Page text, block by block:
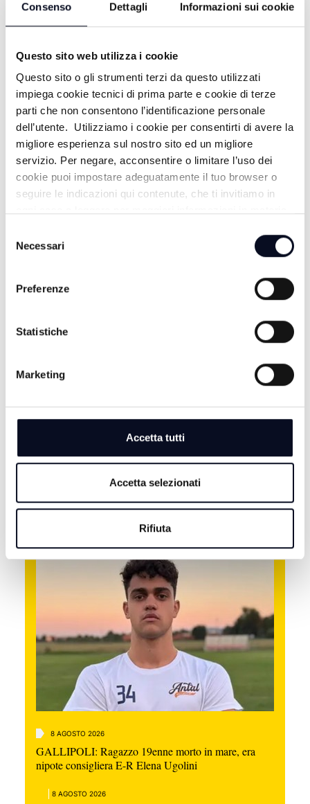
Consenso Dettagli Informazioni sui cookie
Questo sito web utilizza i cookie
Questo sito o gli strumenti terzi da questo utilizzati
impiega cookie tecnici di prima parte e cookie di terze
parti che non consentono l’identificazione personale
dell’utente. Utilizziamo i cookie per consentirti di avere la
migliore esperienza sul nostro sito ed un migliore
servizio. Per negare, acconsentire o limitare l’uso dei
cookie puoi impostare adeguatamente il tuo browser o
seguire le indicazioni qui contenute, che ti invitiamo in
delNecessari
Preferenze
Statistiche
Marketing
Accetta tutti
Accetta selezionati
Rifiuta
EXTRA ESTATE
LUOGHI E MISTERI
TALK 24
VAI AL PALINSESTO
8 AGOSTO 2026
GALLIPOLI: Ragazzo 19enne morto in mare, era
nipote consigliera E-R Elena Ugolini
8 AGOSTO 2026